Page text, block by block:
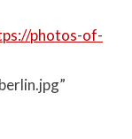
photos-of-